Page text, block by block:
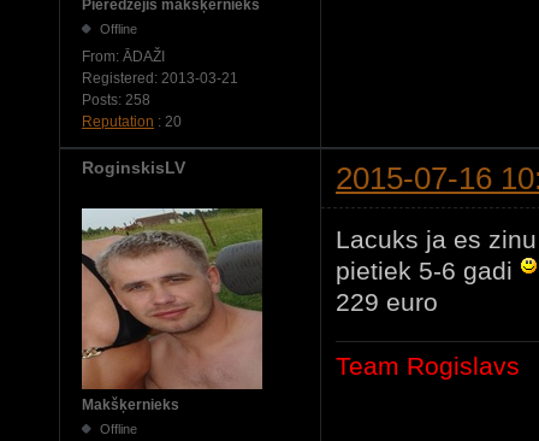
Pieredzējis makšķernieks
Offline
From: ĀDAŽI
Registered: 2013-03-21
Posts: 258
Reputation : 20
RoginskisLV 2015-07-16
Makšķernieks
Offline
Lacuks ja es
pietiek 5-6 gadi
229 euro
Team Rogislavs